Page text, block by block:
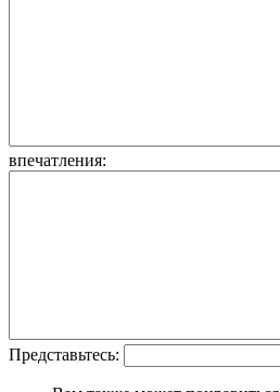
впечатления:
Представьтесь: